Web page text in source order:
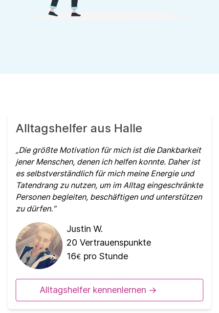
Alltagshelfer aus Halle
Die größte Motivation für mich ist die Dankbarkeit
jener Menschen, denen ich helfen konnte. Daher ist
es selbstverständlich für mich meine Energie und
Tatendrang zu nutzen, um im Alltag eingeschränkte
Personen begleiten, beschäftigen und unterstützen
zu dürfen.
Justin W.
20 Vertrauenspunkte
16€ pro Stunde
Alltagshelfer kennenlernen ->